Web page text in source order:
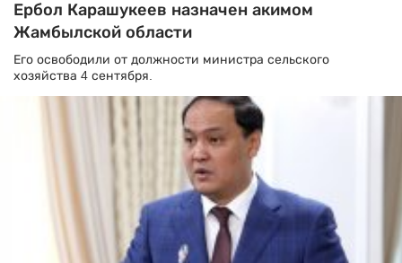
Ербол Карашукеев назначен акимом
Жамбылской области
Его освободили от должности министра сельского
хозяйства 4 сентября.